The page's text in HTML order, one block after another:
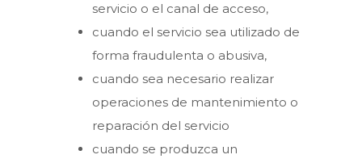
servicio o el canal de acceso,
cuando el servicio sea utilizado de
forma fraudulenta o abusiva,
cuando sea necesario realizar
operaciones de mantenimiento o
reparación del servicio
cuando se produzca un